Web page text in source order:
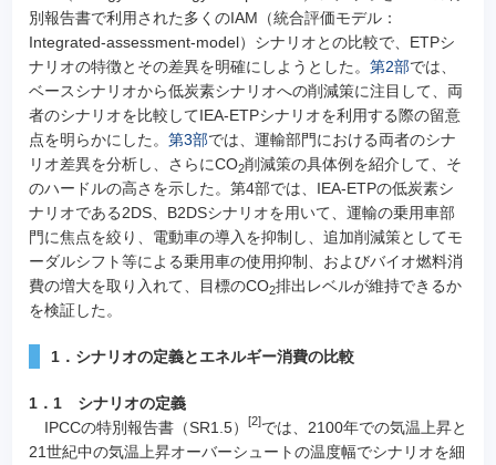
別報告書で利用された多くのIAM（統合評価モデル：
Integrated-assessment-model）シナリオとの比較で、ETPシ
ナリオの特徴とその差異を明確にしようとした。 第2部では、
ベースシナリオから低炭素シナリオへの削減策に注目して、両
者のシナリオを比較してIEA-ETPシナリオを利用する際の留意
点を明らかにした。 第3部では、運輸部門における両者のシナ
リオ差異を分析し、さらにCO2削減策の具体例を紹介して、そ
のハードルの高さを示した。第4部では、IEA-ETPの低炭素シ
ナリオである2DS、B2DSシナリオを用いて、運輸の乗用車部
門に焦点を絞り、電動車の導入を抑制し、追加削減策としてモ
ーダルシフト等による乗用車の使用抑制、およびバイオ燃料消
費の増大を取り入れて、目標のCO2排出レベルが維持できるか
を検証した。
1．シナリオの定義とエネルギー消費の比較
1．1 シナリオの定義
IPCCの特別報告書（SR1.5）
[2]では、2100年での気温上昇と
21世紀中の気温上昇オーバーシュートの温度幅でシナリオを細